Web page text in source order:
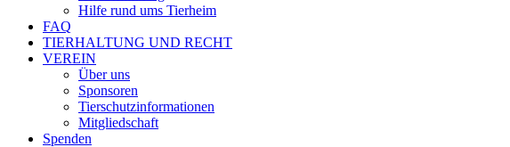
Hilfe rund ums Tierheim
FAQ
TIERHALTUNG UND RECHT
VEREIN
Über uns
Sponsoren
Tierschutzinformationen
Mitgliedschaft
Spenden